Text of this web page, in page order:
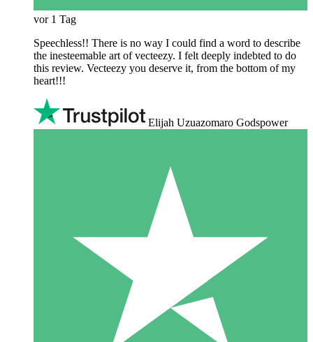
vor 1 Tag
Speechless!! There is no way I could find a word to describe
the inesteemable art of vecteezy. I felt deeply indebted to do
this review. Vecteezy you deserve it, from the bottom of my
heart!!!
Elijah Uzuazomaro Godspower